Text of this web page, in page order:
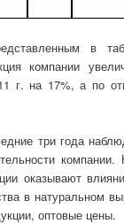
в
компании
г. на 17%, а по
три года
оказывают
в натуральном
оптовые цены.